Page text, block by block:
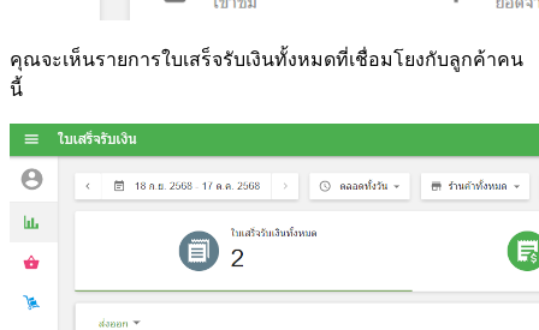
คุณจะเห็นรายการใบเสร็จรับเงินทั้งหมดที่เชื่อมโยงกับลูกค้าคน
นี้